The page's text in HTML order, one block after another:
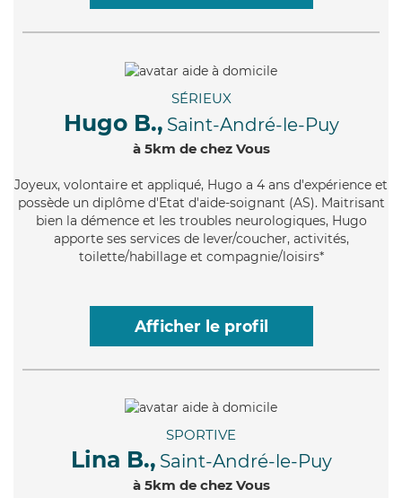
SÉRIEUX
Hugo B., Saint-André-le-Puy
à 5km de chez Vous
Joyeux, volontaire et appliqué, Hugo a 4 ans d'expérience et
possède un diplôme d'Etat d'aide-soignant (AS). Maitrisant
bien la démence et les troubles neurologiques, Hugo
apporte ses services de lever/coucher, activités,
toilette/habillage et compagnie/loisirs*
Afficher le profil
SPORTIVE
Lina B., Saint-André-le-Puy
à 5km de chez Vous